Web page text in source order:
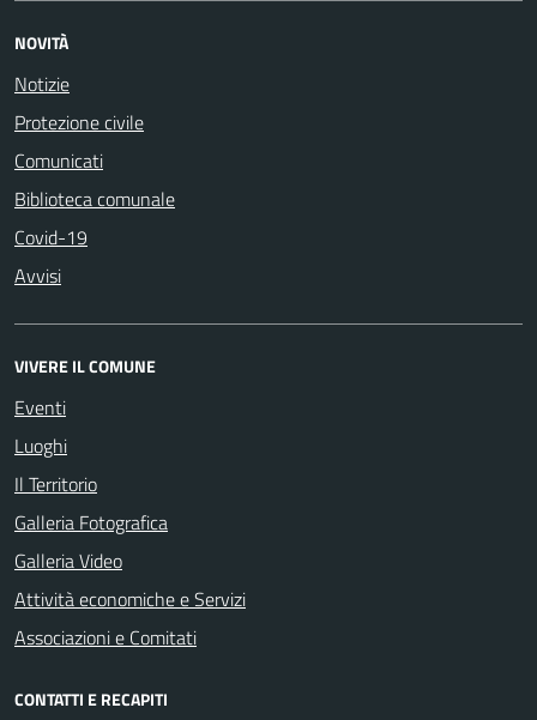
NOVITÀ
Notizie
Protezione civile
Comunicati
Biblioteca comunale
Covid-19
Avvisi
VIVERE IL COMUNE
Eventi
Luoghi
Il Territorio
Galleria Fotografica
Galleria Video
Attività economiche e Servizi
Associazioni e Comitati
CONTATTI E RECAPITI